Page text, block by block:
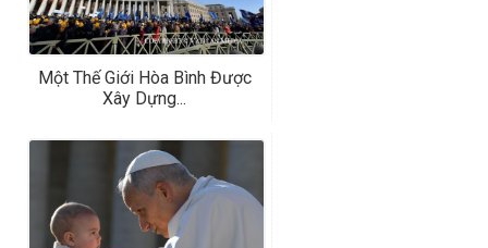
Một Thế Giới Hòa Bình Được
Xây Dựng...